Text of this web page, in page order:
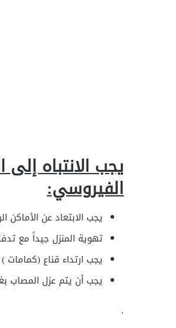
يجب الانتباه
الفيروسي:
يجب الابتعاد عن الأماكن
تهوية المنزل جيداً مع
يجب ارتداء قناع
يجب أن يتم عزل المصاب
.